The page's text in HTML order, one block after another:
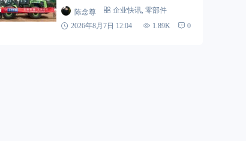
陈念尊 企业快讯 零部件
2026年8月7日 12:04
1.89K 0